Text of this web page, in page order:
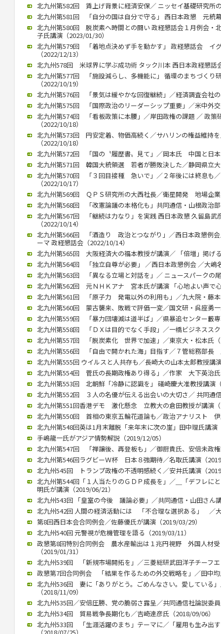
北九州第582回 賃上げ背景に経済安保／ ニッセイ基礎研究所
北九州第581回 「自分の国は自分で守る」 西日本政懇 元統
北九州第580回 脱炭素へ時間との闘い 政経懇話会１月例会・
子氏講演（2023/01/30）
北九州第579回 「着地点決めず手を動かす」 政経懇話会 イ
（2022/12/13）
北九州578回 米球界に学ぶ成功術 タック川本 西日本政経懇話
北九州第577回 「施設減らし、多機能に」 循環のまちづくり
（2022/10/19）
北九州第576回 「景気は緩やかな回復継続」／経済調査会社
北九州第575回 「国際政治のリーダーシップ重要」／米中外
北九州第574回 「看板政策に本腰」／岸田政権の課題 ／ 政策
（2022/10/18）
北九州第573回 円安定着、物価高続く／サハリンの権益維持
（2022/10/18）
北九州第572回 「国の〝履歴書〟見て」／岡本氏 中国と日
北九州第571回 韓国大統領選 若者が勝敗決した／静岡県立
北九州第570回 「３回目接種 急いで」／２年後には終息も
（2022/10/17）
北九州第569回 ＱＰＳ研究所の大西社長／衛星開発 地場企
北九州第568回 「改憲論議の本格化も」共同通信・山根政治
北九州第567回 「継続は力なり」を実践 西日本政懇 久留島
（2022/10/14）
北九州第566回 「酒造り 政治とつながり」／西日本政懇例会
ーマ 政経懇話会（2022/10/14）
北九州第565回 大阪経済大の福本教授が講演／ 「倍増」掲
北九州第564回 「独立自尊が必要」 ／西日本政懇例会 ／大嶋
北九州第563回 「異なる立場と対話を」／ ニュースパークの
北九州第562回 元ＮＨＫアナ 宮本氏が講演 「心地よい声で
北九州第561回 「原子力 発電以外の利用も」／九大院・藤
北九州第560回 蒙古襲来、敗戦で評価一変／国文研・呉座勇
北九州第559回 「暴力団壊滅は道半ば」／県暴追センター藪
北九州第558回 「ＤＸは目的でなく手段」／一橋ビジネスス
北九州第557回 「脱炭素化 世界で加速」／東京大・松本氏
北九州第556回 「自由で開かれた海」目指す／７管総務部長
北九州第555回 ウイルスと人共存も／長崎大の山本太郎教授講
北九州第554回 菅氏の長期政権あり得る」／作家 大下英治
北九州第553回 北朝鮮「冷静に認識を」 礒崎慶大准教授講演
北九州第552回 ３人の名優が伝える出会いの大切さ／ 共同通
北九州第551回香港デモ 激化懸念 立教大の倉田教授が講演
北九州第550回 首相の東京五輪花道論も／政治アナリスト
北九州第548回英は1月末離脱「来年末に次の崖」田中理氏講演
手嶋龍一氏がアジア情勢解説（2019/12/05）
北九州第547回 「禅譲後、再登板も」／御厨貴氏、安倍未政
北九州第546回ラグビーＷ杯 日本８強期待／名取氏講演（
北九州545回 トランプ政権の不透明感続く／安井氏講演（
北九州第544回「１人当たりのＧＤＰ成長を」／＿「デフレに
明氏が講演（2019/06/21）
北九州543回 「皇室の今後 議論必要」／共同通信・山田さん
北九州542回 人間の経済活動には 「不合理な選択ある」 ／
第8回西日本会合同例会／佐藤優氏が講演（2019/03/29）
北九州540回 元警視が危機管理を語る（2019/03/11）
政懇第8回特別合同例会 農水産輸出は１兆円視野 外国人材受
（2019/01/31）
北九州539回 「新規市場開拓を」／三菱総研武田洋子チーフ
政懇第7回合同例会 「結果を作るための外交戦略を」／田中
北九州536回 妻に「ありがとう。ごめんなさい。愛している
（2018/11/09）
北九州535回／安倍圧勝、党の脆弱さ露呈／共同通信社論説委
北九州534回 貿易戦争長期化も／吉崎達彦氏（2018/09/06）
北九州533回 「生涯活躍のまち」テーマに／「雇用も生み出
（2018/07/25）